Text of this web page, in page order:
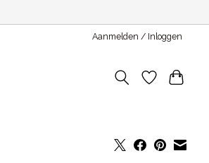
Aanmelden / Inloggen